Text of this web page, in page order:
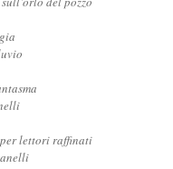
lettori raffinati